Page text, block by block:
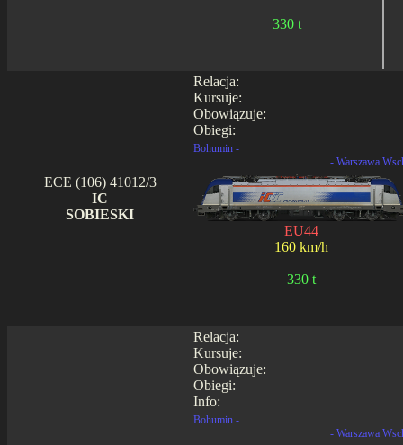
330 t
Relacja:
Kursuje:
Obowiązuje:
Obiegi:
ECE (106) 41012/3
IC
SOBIESKI
Bohumin -
- Warszawa
EU44
160 km/h
330 t
Relacja:
Kursuje:
Obowiązuje:
Obiegi:
Info:
Bohumin -
- Warszawa